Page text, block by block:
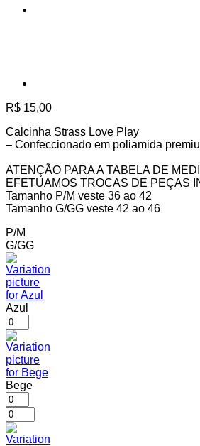
R$ 15,00
Calcinha Strass Love Play
– Confeccionado em poliamida
ATENÇÃO PARA A TABELA DE
EFETUAMOS TROCAS DE PEÇAS
Tamanho P/M veste 36 ao 42
Tamanho G/GG veste 42 ao 46
P/M
G/GG
Azul
Bege